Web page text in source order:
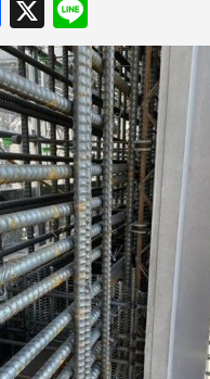
F
a
c
e
b
o
o
k
X
n
e